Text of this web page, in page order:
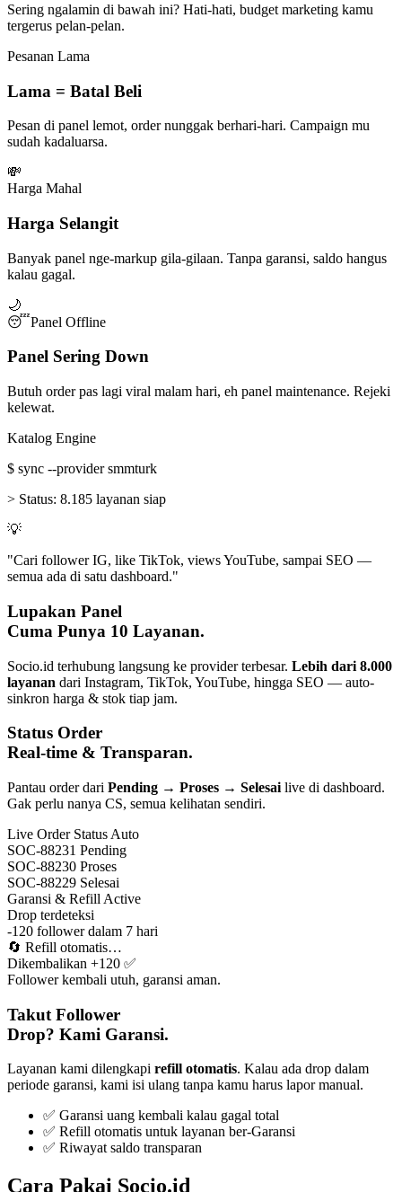
Sering ngalamin di bawah ini? Hati-hati, budget marketing kamu
tergerus pelan-pelan.
Pesanan Lama
Lama = Batal Beli
Pesan di panel lemot, order nunggak berhari-hari. Campaign mu
sudah kadaluarsa.
💸
Harga Mahal
Harga Selangit
Banyak panel nge-markup gila-gilaan. Tanpa garansi, saldo hangus
kalau gagal.
🌙
😴Panel Offline
Panel Sering Down
Butuh order pas lagi viral malam hari, eh panel maintenance. Rejeki
kelewat.
Katalog Engine
$ sync --provider smmturk
> Status: 8.185 layanan siap
💡
"Cari follower IG, like TikTok, views YouTube, sampai SEO —
semua ada di satu dashboard."
Lupakan Panel
Cuma Punya 10 Layanan.
Socio.id terhubung langsung ke provider terbesar. Lebih dari 8.000
layanan dari Instagram, TikTok, YouTube, hingga SEO — auto-
sinkron harga & stok tiap jam.
Status Order
Real-time & Transparan.
Pantau order dari Pending → Proses → Selesai live di dashboard.
Gak perlu nanya CS, semua kelihatan sendiri.
Live Order Status Auto
SOC-88231 Pending
SOC-88230 Proses
SOC-88229 Selesai
Garansi & Refill Active
Drop terdeteksi
-120 follower dalam 7 hari
🔄 Refill otomatis…
Dikembalikan +120 ✅
Follower kembali utuh, garansi aman.
Takut Follower
Drop? Kami Garansi.
Layanan kami dilengkapi refill otomatis. Kalau ada drop dalam
periode garansi, kami isi ulang tanpa kamu harus lapor manual.
✅ Garansi uang kembali kalau gagal total
✅ Refill otomatis untuk layanan ber-Garansi
✅ Riwayat saldo transparan
Cara Pakai Socio.id